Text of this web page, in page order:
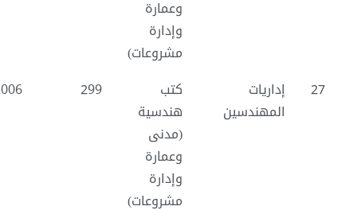
وعمارة
وإدارة
مشروعات)
27
إداريات
المهندسين
كتب
هندسية
(مدنى
وعمارة
وإدارة
مشروعات)
299